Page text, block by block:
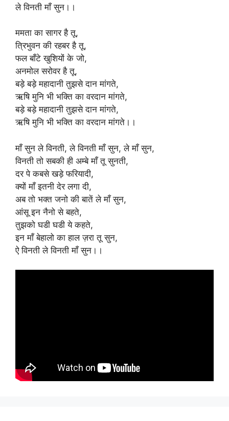
ले विनती माँ सुन।।
ममता का सागर है तू,
त्रिभुवन की रहबर है तू,
फल बाँटे खुशियों के जो,
अनमोल सरोवर है तू,
बड़े बड़े महादानी तुझसे दान मांगते,
ऋषि मुनि भी भक्ति का वरदान मांगते,
बड़े बड़े महादानी तुझसे दान मांगते,
ऋषि मुनि भी भक्ति का वरदान मांगते।।
माँ सुन ले विनती, ले विनती माँ सुन, ले माँ सुन,
विनती तो सबकी ही अम्बे माँ तू सुनती,
दर पे कबसे खड़े फरियादी,
क्यों माँ इतनी देर लगा दी,
अब तो भक्त जनो की बातें ले माँ सुन,
आंसू इन नैनो से बहते,
तुझको घडी घडी ये कहते,
इन माँ बेहालो का हाल ज़रा तू सुन,
ऐ विनती ले विनती माँ सुन।।